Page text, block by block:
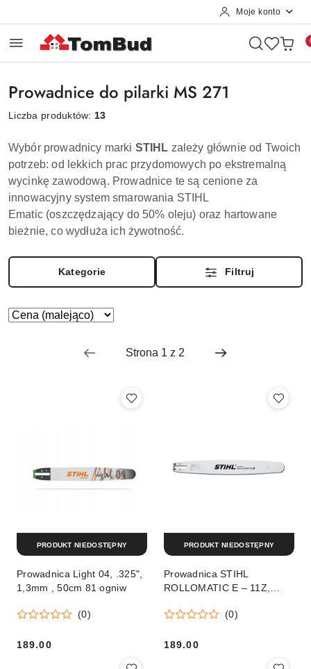
Moje konto
Prowadnice do pilarki MS 271
Liczba produktów: 13
Wybór prowadnicy marki STIHL zależy głównie od Twoich
potrzeb: od lekkich prac przydomowych po ekstremalną
wycinkę zawodową. Prowadnice te są cenione za
innowacyjny system smarowania STIHL
Ematic(oszczędzający do 50% oleju) oraz hartowane
bieżnie, co wydłuża ich żywotność.
Kategorie Filtruj
Zastosowano
Sortuj
Prowadnica Light 04, .325",
1,3mm , 50cm 81 ogniw
(0)
189.00
PRODUKT NIEDOSTĘPNY
Prowadnica STIHL
ROLLOMATIC E – 11Z,
(0)
189.00
PRODUKT NIEDOSTĘPNY